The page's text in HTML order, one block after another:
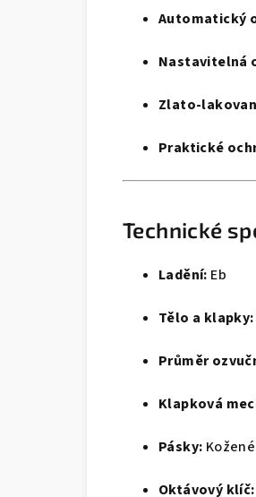
Automatický
Nastavitelná
Praktické
Technické
Ladění: Eb
Tělo a klapky:
Průměr
Klapková
Pásky:
Oktávový klíč: